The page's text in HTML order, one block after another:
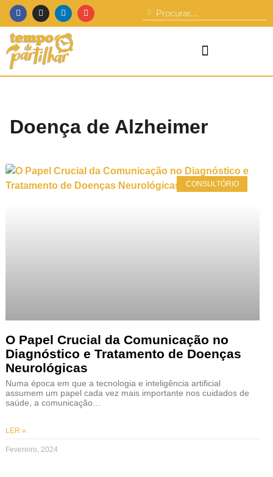
Doença de Alzheimer
CONSULTÓRIO
O Papel Crucial da Comunicação no
Diagnóstico e Tratamento de Doenças
Neurológicas
Numa época em que a tecnologia e inteligência artificial
assumem um papel cada vez mais importante nos cuidados de
saúde, a comunicação…
LER »
Fevereiro, 2024